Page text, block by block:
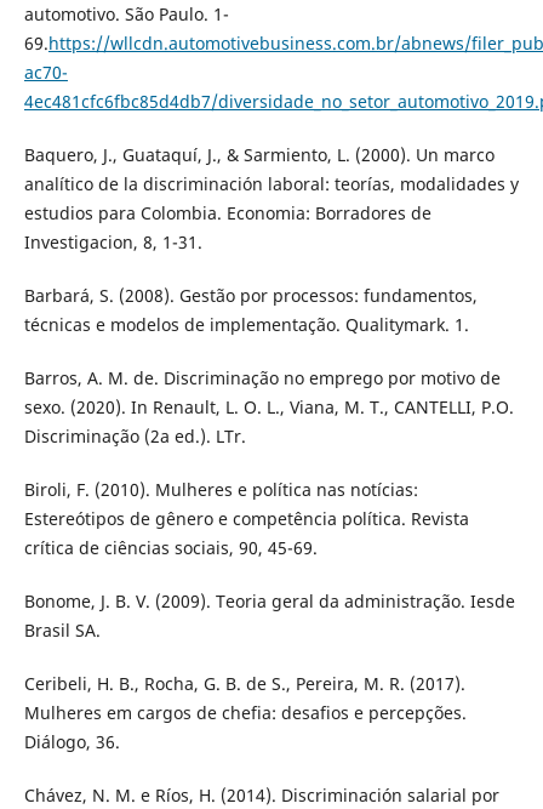
automotivo. São Paulo. 1-
69.https://wllcdn.automotivebusiness.com.br/abnews/
ac70-
4ec481cfc6fbc85d4db7/
Baquero, J., Guataquí, J., & Sarmiento, L. (2000). Un marco
analítico de la discriminación laboral: teorías, modalidades y
estudios para Colombia. Economia: Borradores de
Investigacion, 8, 1-31.
Barbará, S. (2008). Gestão por processos: fundamentos,
técnicas e modelos de implementação. Qualitymark. 1.
Barros, A. M. de. Discriminação no emprego por motivo de
sexo. (2020). In Renault, L. O. L., Viana, M. T., CANTELLI, P.O.
Discriminação (2a ed.). LTr.
Biroli, F. (2010). Mulheres e política nas notícias:
Estereótipos de gênero e competência política. Revista
crítica de ciências sociais, 90, 45-69.
Bonome, J. B. V. (2009). Teoria geral da administração. Iesde
Brasil SA.
Ceribeli, H. B., Rocha, G. B. de S., Pereira, M. R. (2017).
Mulheres em cargos de chefia: desafios e percepções.
Diálogo, 36.
Chávez, N. M. e Ríos, H. (2014). Discriminación salarial por